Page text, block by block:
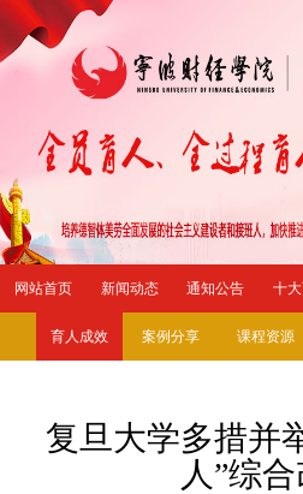
网站首页 新闻动态 通知公告 十
育人成效 案例分享 课程资源
复旦大学多措并
人”综